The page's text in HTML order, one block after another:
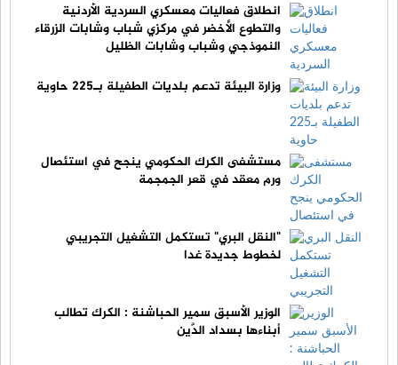
انطلاق فعاليات معسكري السردية الأردنية
والتطوع الأخضر في مركزي شباب وشابات الزرقاء
النموذجي وشباب وشابات الظليل
وزارة البيئة تدعم بلديات الطفيلة بـ225 حاوية
مستشفى الكرك الحكومي ينجح في استئصال
ورم معقد في قعر الجمجمة
"النقل البري" تستكمل التشغيل التجريبي
لخطوط جديدة غدا
الوزير الأسبق سمير الحباشنة : الكرك تطالب
أبناءها بسداد الدَّين